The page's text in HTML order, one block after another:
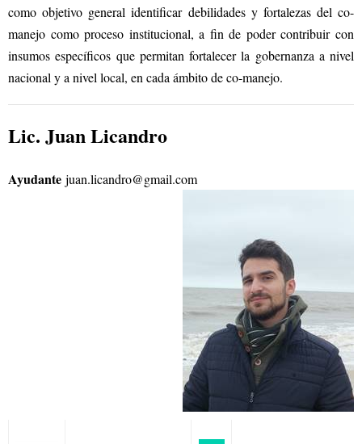
como objetivo general identificar debilidades y fortalezas del co-
manejo como proceso institucional, a fin de poder contribuir con
insumos específicos que permitan fortalecer la gobernanza a nivel
nacional y a nivel local, en cada ámbito de co-manejo.
Lic. Juan Licandro
Ayudante juan.licandro@gmail.com